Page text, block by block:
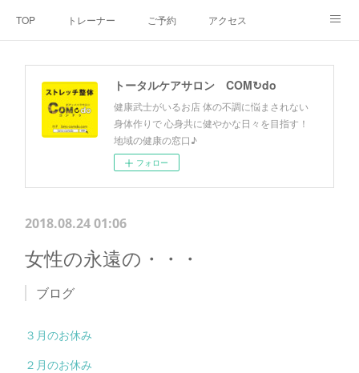
TOP トレーナー ご予約 アクセス
お客様の声
トータルケアサロン COM↻do
健康武士がいるお店 体の不調に悩まされない
身体作りで 心身共に健やかな日々を目指す！
地域の健康の窓口♪
フォロー
2018.08.24 01:06
女性の永遠の・・・
ブログ
３月のお休み
２月のお休み